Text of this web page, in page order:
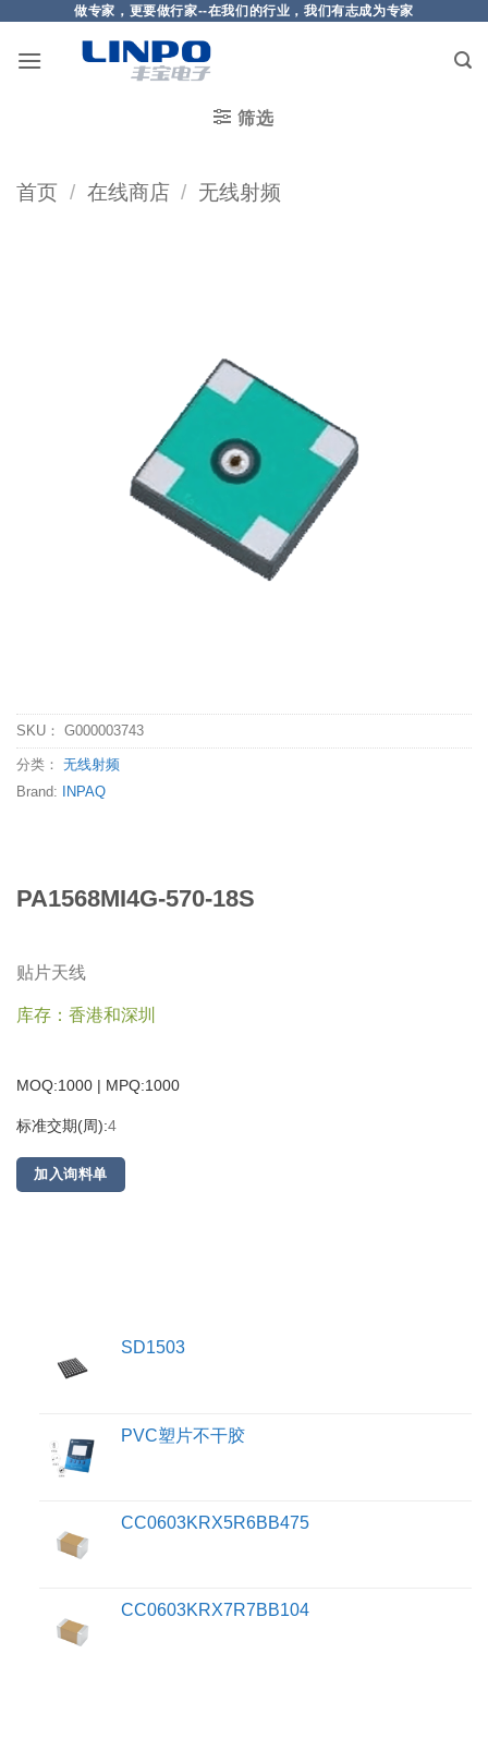
做专家，更要做行家--在我们的行业，我们有志成为专家
筛选
首页 / 在线商店 / 无线射频
SKU： G000003743
分类： 无线射频
Brand:
INPAQ
PA1568MI4G-570-18S
贴片天线
库存：香港和深圳
MOQ:1000 | MPQ:1000
标准交期(周):4
加入询料单
SD1503
PVC塑片不干胶
CC0603KRX5R6BB475
CC0603KRX7R7BB104